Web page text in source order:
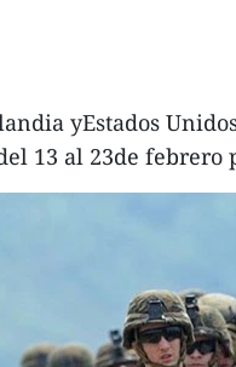
yEstados
13 al 23de